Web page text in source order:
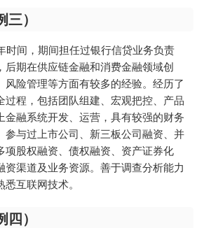
）
时间，期间担任过银行信贷业务负责
后期在供应链金融和消费金融领域创
风险管理等方面有较多的经验。经历了
过程，包括团队组建、宏观把控、产品
金融系统开发、运营，具有较强的财务
参与过上市公司、新三板公司融资、并
项股权融资、债权融资、资产证券化
资渠道及业务资源。善于调查分析能力
互联网技术。
）